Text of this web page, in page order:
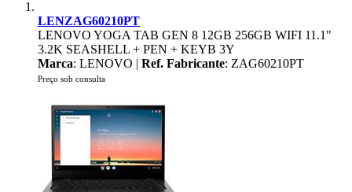
LENZAG60210PT
LENOVO YOGA TAB GEN 8 12GB 256GB WIFI 11.1"
3.2K SEASHELL + PEN + KEYB 3Y
Marca: LENOVO | Ref. Fabricante: ZAG60210PT
Preço sob consulta